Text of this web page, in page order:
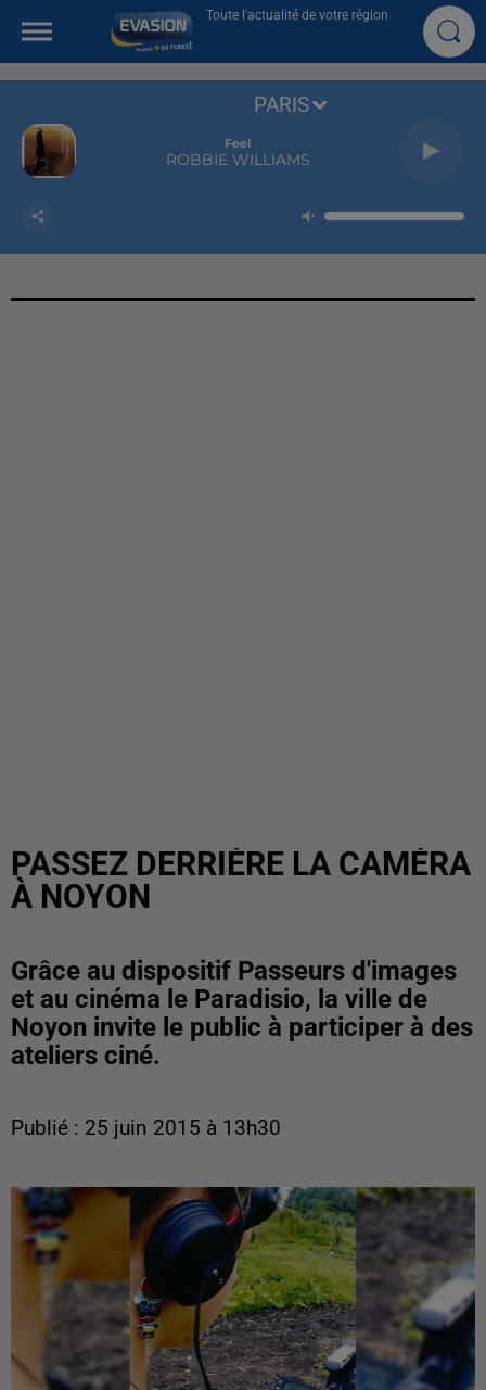
Toute l'actualité de votre région
Feel
ROBBIE WILLIAMS
PARIS
PASSEZ DERRIÈRE LA CAMÉRA
À NOYON
Grâce au dispositif Passeurs d'images
et au cinéma le Paradisio, la ville de
Noyon invite le public à participer à des
ateliers ciné.
Publié : 25 juin 2015 à 13h30